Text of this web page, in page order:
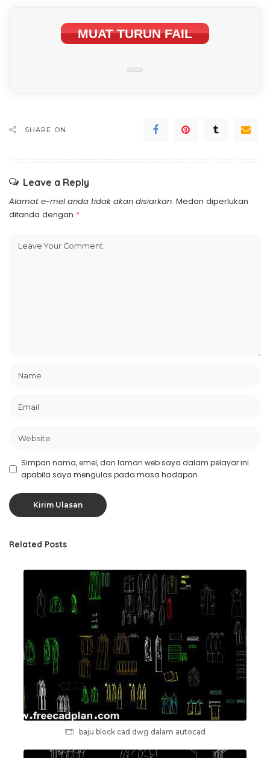
MUAT TURUN FAIL
SHARE ON
Leave a Reply
Alamat e-mel anda tidak akan disiarkan. Medan diperlukan
ditanda dengan *
Simpan nama, emel, dan laman web saya dalam pelayar ini
apabila saya mengulas pada masa hadapan.
Related Posts
baju block cad dwg dalam autocad